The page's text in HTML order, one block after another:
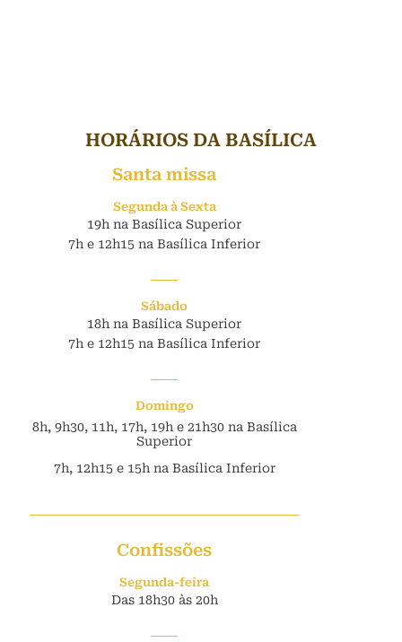
HORÁRIOS DA BASÍLICA
Santa missa
Segunda à Sexta
19h na Basílica Superior
7h e 12h15 na Basílica Inferior
Sábado
18h na Basílica Superior
7h e 12h15 na Basílica Inferior
Domingo
8h, 9h30, 11h, 17h, 19h e 21h30 na Basílica
Superior
7h, 12h15 e 15h na Basílica Inferior
Confissões
Segunda-feira
Das 18h30 às 20h